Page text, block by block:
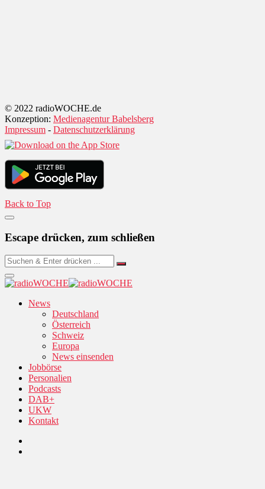
© 2022 radioWOCHE.de
Konzeption: Medienagentur Babelsberg
Impressum - Datenschutzerklärung
Back to Top
Escape drücken, zum schließen
News
Deutschland
Österreich
Schweiz
Europa
News einsenden
Jobbörse
Personalien
Podcasts
DAB+
UKW
Kontakt